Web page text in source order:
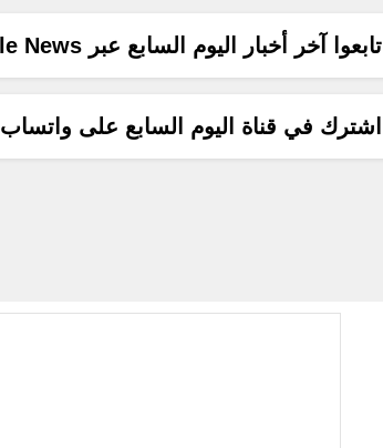
تابعوا آخر أخبار اليوم السابع عبر Google News
اشترك في قناة اليوم السابع على واتساب